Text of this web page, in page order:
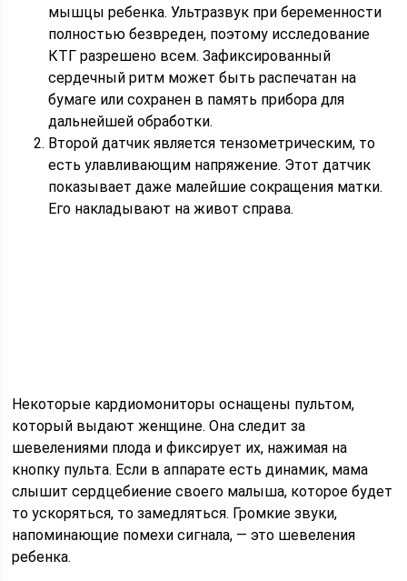
мышцы ребенка. Ультразвук при беременности
полностью безвреден, поэтому исследование
КТГ разрешено всем. Зафиксированный
сердечный ритм может быть распечатан на
бумаге или сохранен в память прибора для
дальнейшей обработки.
Второй датчик является тензометрическим, то
есть улавливающим напряжение. Этот датчик
показывает даже малейшие сокращения матки.
Его накладывают на живот справа.
Некоторые кардиомониторы оснащены пультом,
который выдают женщине. Она следит за
шевелениями плода и фиксирует их, нажимая на
кнопку пульта. Если в аппарате есть динамик, мама
слышит сердцебиение своего малыша, которое будет
то ускоряться, то замедляться. Громкие звуки,
напоминающие помехи сигнала, — это шевеления
ребенка.